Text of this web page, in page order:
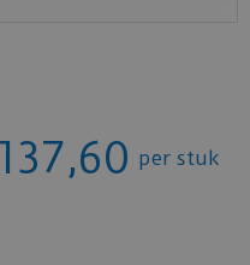
137,60 per stuk